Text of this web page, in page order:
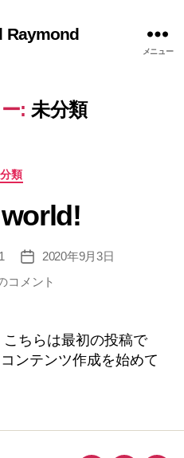
Raymond
メニュー
: 未分類
カ
ゴ
リ
類
投
稿
2020年9月3日
コメント
ちらは最初の投稿で
ンテンツ作成を始めて